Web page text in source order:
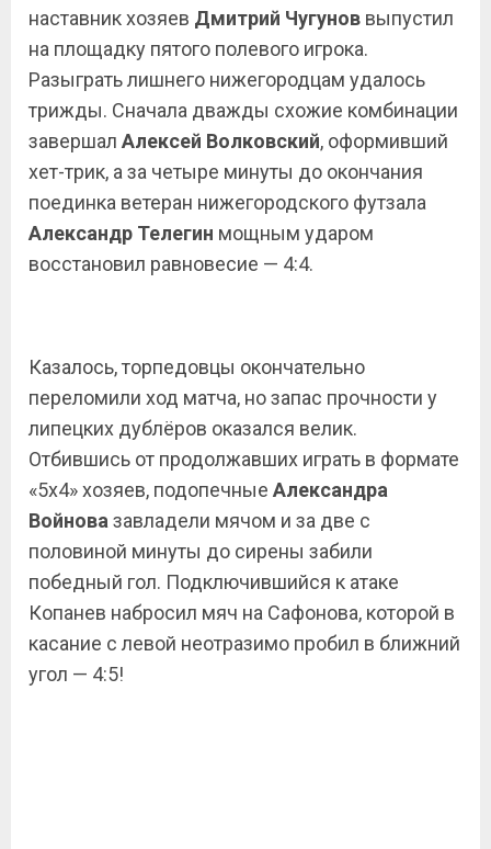
наставник хозяев Дмитрий Чугунов выпустил
на площадку пятого полевого игрока.
Разыграть лишнего нижегородцам удалось
трижды. Сначала дважды схожие комбинации
завершал Алексей Волковский, оформивший
хет-трик, а за четыре минуты до окончания
поединка ветеран нижегородского футзала
Александр Телегин мощным ударом
восстановил равновесие — 4:4.
Казалось, торпедовцы окончательно
переломили ход матча, но запас прочности у
липецких дублёров оказался велик.
Отбившись от продолжавших играть в формате
«5х4» хозяев, подопечные Александра
Войнова завладели мячом и за две с
половиной минуты до сирены забили
победный гол. Подключившийся к атаке
Копанев набросил мяч на Сафонова, которой в
касание с левой неотразимо пробил в ближний
угол — 4:5!